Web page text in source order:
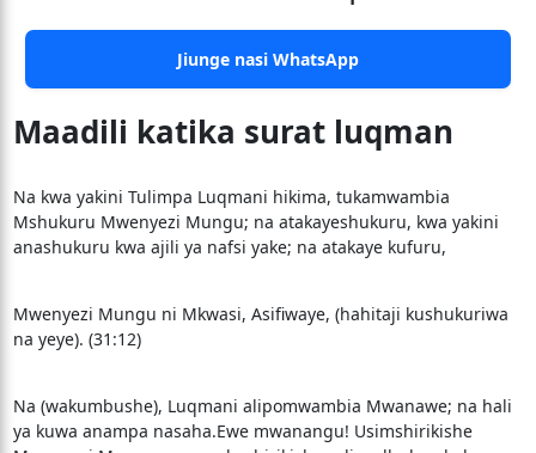
Jiunge nasi WhatsApp
Maadili katika surat luqman
Na kwa yakini Tulimpa Luqmani hikima, tukamwambia
Mshukuru Mwenyezi Mungu; na atakayeshukuru, kwa yakini
anashukuru kwa ajili ya nafsi yake; na atakaye kufuru,
Mwenyezi Mungu ni Mkwasi, Asifiwaye, (hahitaji kushukuriwa
na yeye). (31:12)
Na (wakumbushe), Luqmani alipomwambia Mwanawe; na hali
ya kuwa anampa nasaha.Ewe mwanangu! Usimshirikishe